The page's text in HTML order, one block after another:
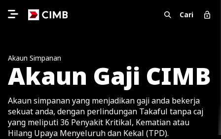
Cari
Akaun Simpanan
Akaun Gaji CIMB
Akaun simpanan yang menjadikan gaji anda bekerja
sekuat anda, dengan perlindungan Takaful tanpa caj
yang meliputi 36 Penyakit Kritikal, Kematian atau
Hilang Upaya Menyeluruh dan Kekal (TPD).